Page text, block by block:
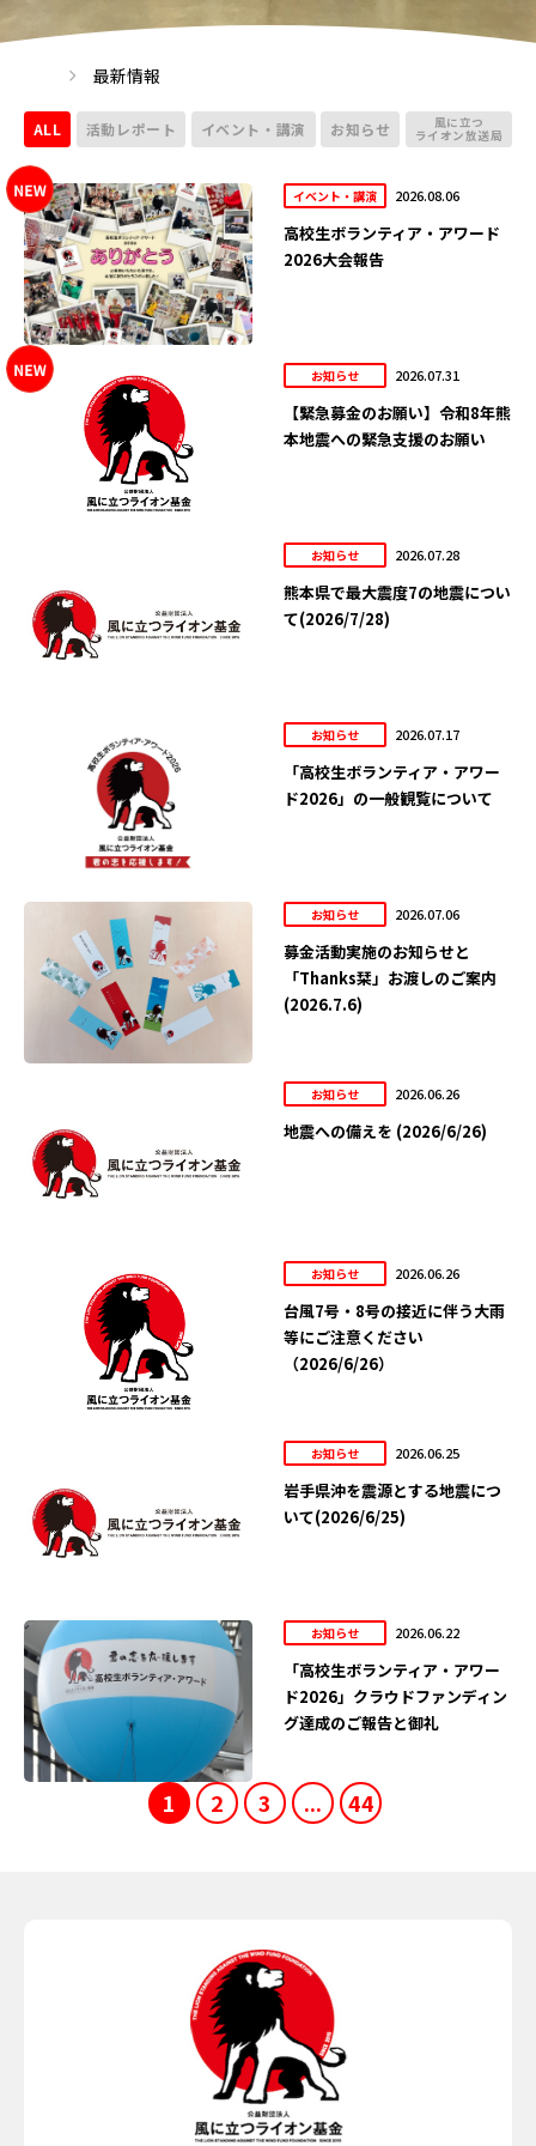
最新情報
ALL 活動レポート イベント・講演 お知らせ 風に立つ
ライオン放送局
イベント・講演 2026.08.06
高校生ボランティア・アワード
2026大会報告
お知らせ 2026.07.31
【緊急募金のお願い】令和8年熊
本地震への緊急支援のお願い
お知らせ 2026.07.28
熊本県で最大震度7の地震につい
て(2026/7/28)
お知らせ 2026.07.17
「高校生ボランティア・アワー
ド2026」の一般観覧について
お知らせ 2026.07.06
募金活動実施のお知らせと
「Thanks栞」お渡しのご案内
(2026.7.6)
お知らせ 2026.06.26
地震への備えを (2026/6/26)
お知らせ 2026.06.26
台風7号・8号の接近に伴う大雨
等にご注意ください
（2026/6/26）
お知らせ 2026.06.25
岩手県沖を震源とする地震につ
いて(2026/6/25)
お知らせ 2026.06.22
「高校生ボランティア・アワー
ド2026」クラウドファンディン
グ達成のご報告と御礼
1 2 3 ... 44